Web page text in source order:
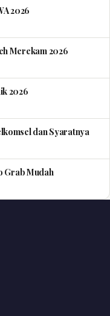
2026
Merekam 2026
2026
dan Syaratnya
Grab Mudah